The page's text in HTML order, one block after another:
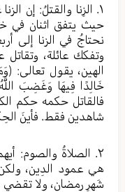
١. الزِنا والقتلُ: إن
حيث يتفق اثنان في
نحتاجُ في الزنا إلى
وتفكك عائلة، وتقاتل
الهين، يقول تعالى:
خَالِدًا فِيهَا وَغَضِبَ
فالقاتل حكمه حكم
شاهدين فقط. فأينَ
٢. الصلاةُ والصوم:
هي عمود الدِين،
شَهرِ رمضان، ولا تقضي